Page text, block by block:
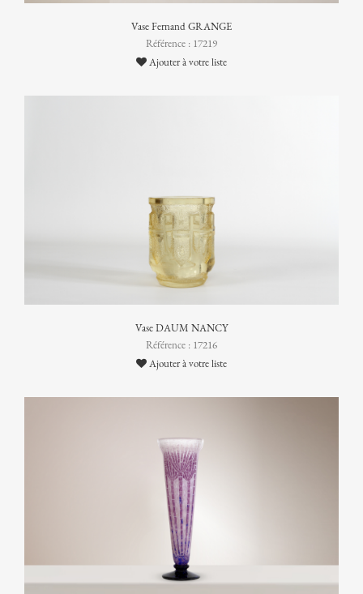
Vase Fernand GRANGE
Référence : 17219
Ajouter à votre liste
Vase DAUM NANCY
Référence : 17216
Ajouter à votre liste